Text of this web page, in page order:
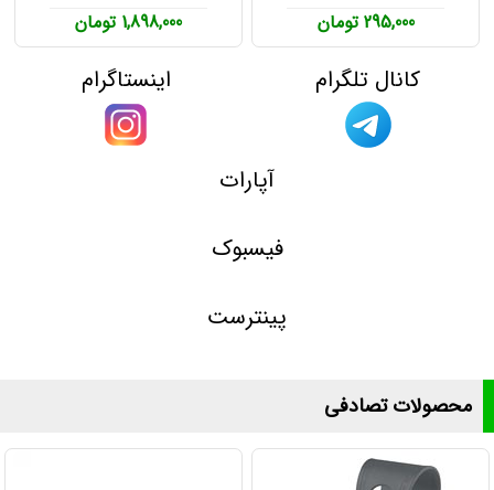
295,000 تومان 1,898,000 تومان
کانال تلگرام اینستاگرام
آپارات
فیسبوک
پینترست
محصولات تصادفی